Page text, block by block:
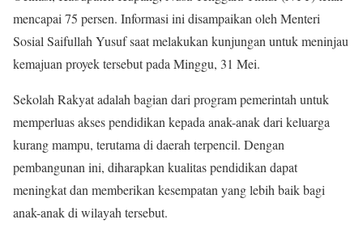
mencapai 75 persen. Informasi ini disampaikan oleh Menteri
Sosial Saifullah Yusuf saat melakukan kunjungan untuk meninjau
kemajuan proyek tersebut pada Minggu, 31 Mei.
Sekolah Rakyat adalah bagian dari program pemerintah untuk
memperluas akses pendidikan kepada anak-anak dari keluarga
kurang mampu, terutama di daerah terpencil. Dengan
pembangunan ini, diharapkan kualitas pendidikan dapat
meningkat dan memberikan kesempatan yang lebih baik bagi
anak-anak di wilayah tersebut.